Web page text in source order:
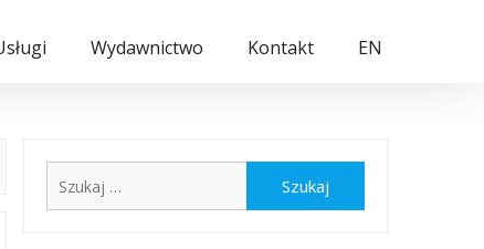
Wydawnictwo Kontakt EN